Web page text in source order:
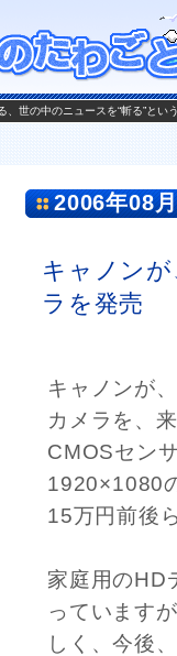
世の中のニュースを“斬る”と
2006年08
キャノン
ラを発売
キャノンが
カメラを、
CMOSセン
1920×1080
15万円前後
家庭用のHD
っています
しく、今後